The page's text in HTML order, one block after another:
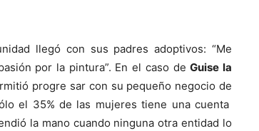
llegó con sus padres adoptivos: “Me
por la pintura”. En el caso deGuise la
progre sar con su pequeño negocio de
el 35% de las mujeres tiene una cuenta
la mano cuando ninguna otra entidad lo